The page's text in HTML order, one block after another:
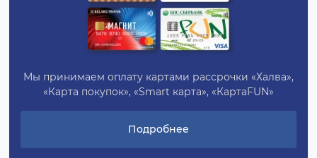
Мы принимаем оплату картами рассрочки «Халва»,
«Карта покупок», «Smart карта», «КартаFUN»
Подробнее